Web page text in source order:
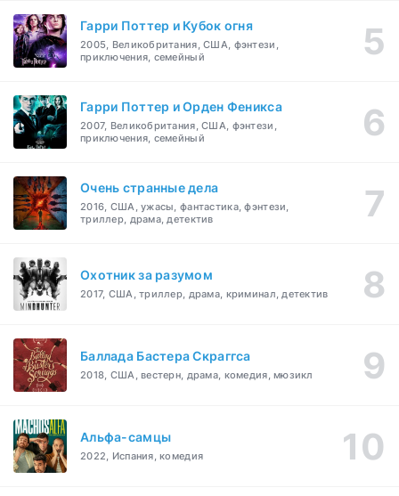
Гарри Поттер и Кубок огня
2005, Великобритания, США, фэнтези,
приключения, семейный
Гарри Поттер и Орден Феникса
2007, Великобритания, США, фэнтези,
приключения, семейный
Очень странные дела
2016, США, ужасы, фантастика, фэнтези,
триллер, драма, детектив
Охотник за разумом
2017, США, триллер, драма, криминал, детектив
Баллада Бастера Скраггса
2018, США, вестерн, драма, комедия, мюзикл
Альфа-самцы
2022, Испания, комедия